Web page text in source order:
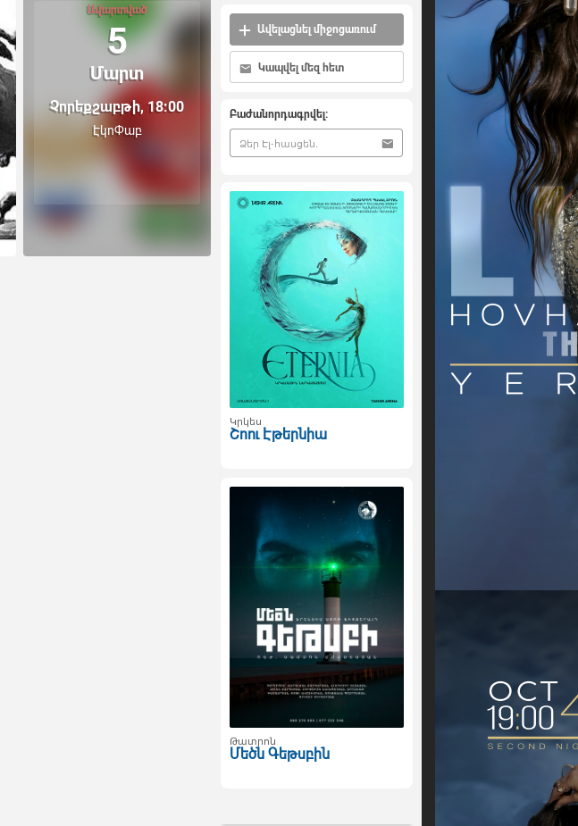
Ավարտված
5
Մարտ
Չորեքշաբթի, 18:00
ԷկոՓաբ
Ավելացնել միջոցառում
Կապվել մեզ հետ
Բաժանորդագրվել:
Կրկես
Շոու Էթերնիա
Թատրոն
Մեծն Գեթսբին